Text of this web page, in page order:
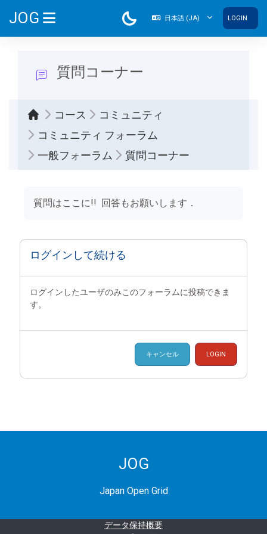
JOG 日本語 ‎(JA)‎ LOGIN
質問コーナー
コース
コミュニティ
コミュニティ フォーラム
一般フォーラム
質問コーナー
質問はここに!! 回答もお願いします．
ログインして続ける
ログインしたユーザのみこのフォーラムに投稿できま
す。
キャンセル LOGIN
JOG
Japan Open Grid
データ保持概要